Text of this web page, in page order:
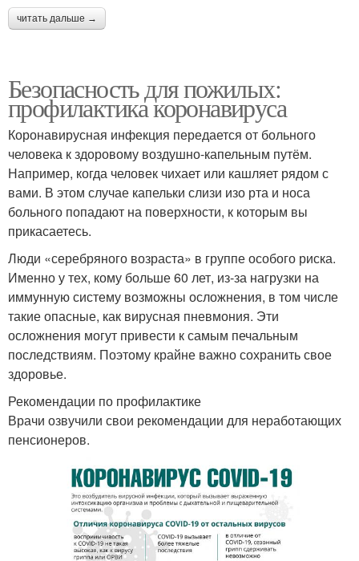
читать дальше →
Безопасность для пожилых:
профилактика коронавируса
Коронавирусная инфекция передается от больного
человека к здоровому воздушно-капельным путём.
Например, когда человек чихает или кашляет рядом с
вами. В этом случае капельки слизи изо рта и носа
больного попадают на поверхности, к которым вы
прикасаетесь.
Люди «серебряного возраста» в группе особого риска.
Именно у тех, кому больше 60 лет, из-за нагрузки на
иммунную систему возможны осложнения, в том числе
такие опасные, как вирусная пневмония. Эти
осложнения могут привести к самым печальным
последствиям. Поэтому крайне важно сохранить свое
здоровье.
Рекомендации по профилактике
Врачи озвучили свои рекомендации для неработающих
пенсионеров.